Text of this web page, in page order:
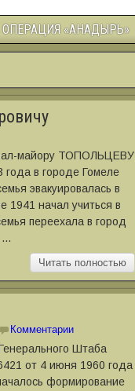
ОПЕРАЦИЯ «АНАДЫРЬ»
майору ТОПОЛЬЦЕВУ
в городе Гомеле
эвакуировалась в
1941 начал учиться в
переехала в город
…
Читать полностью
Комментарии
Штаба
от 4 июня 1960 года
формирование